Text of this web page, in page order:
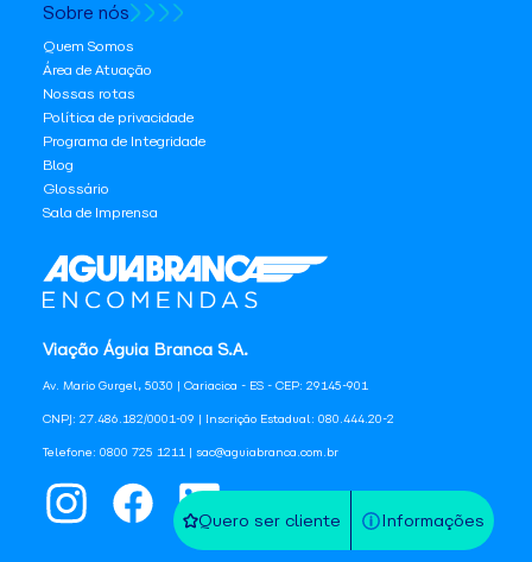
Quero ser cliente Informações
Viação Águia Branca S.A.
Av. Mario Gurgel, 5030 | Cariacica - ES - CEP: 29145-901
CNPJ: 27.486.182/0001-09 | Inscrição Estadual: 080.444.20-2
Telefone: 0800 725 1211 | sac@aguiabranca.com.br
Sobre nós
Quem Somos
Área de Atuação
Nossas rotas
Política de privacidade
Programa de Integridade
Blog
Glossário
Sala de Imprensa